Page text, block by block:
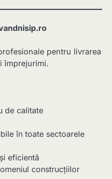
pentru livrarea
împrejurimi.
de calitate
în toate sectoarele
eficientă
construcțiilor